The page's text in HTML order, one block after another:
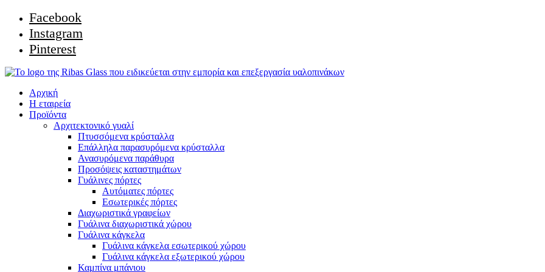
Facebook
Instagram
Pinterest
Αρχική
Η εταιρεία
Προϊόντα
Αρχιτεκτονικό γυαλί
Πτυσσόμενα κρύσταλλα
Επάλληλα παρασυρόμενα κρύσταλλα
Ανασυρόμενα παράθυρα
Προσόψεις καταστημάτων
Γυάλινες πόρτες
Αυτόματες πόρτες
Εσωτερικές πόρτες
Διαχωριστικά γραφείων
Γυάλινα διαχωριστικά χώρου
Γυάλινα κάγκελα
Γυάλινα κάγκελα εσωτερικού χώρου
Γυάλινα κάγκελα εξωτερικού χώρου
Καμπίνα μπάνιου